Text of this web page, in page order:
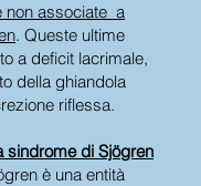
non associate a
. Queste ultime
a deficit lacrimale,
della ghiandola
riflessa.
sindrome di Sjögren
è una entità